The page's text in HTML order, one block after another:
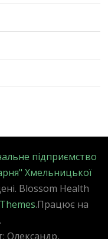
підприємство
Хмельницької
Blossom Health
.Працює на
.
Олександр,